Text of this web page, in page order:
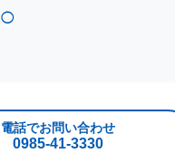
◯
電話でお問い合わせ
0985‐41‐3330